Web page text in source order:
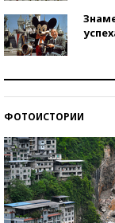
ФОТОИСТОРИИ